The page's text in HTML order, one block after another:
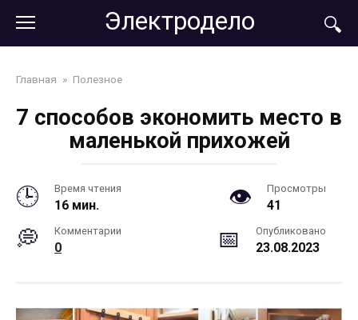
контенту
Электродело
Главная » Полезное
7 способов экономить место в
маленькой прихожей
Время чтения
16 мин.
Просмотры
41
Комментарии
0
Опубликовано
23.08.2023